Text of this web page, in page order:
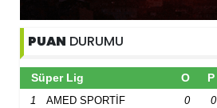
PUAN DURUMU
Süper Lig O P
1
AMED SPORTİF
0 0